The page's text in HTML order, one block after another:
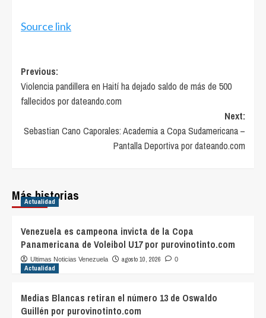
Source link
Post
navigation
Previous:
Violencia pandillera en Haití ha dejado saldo de más de 500
fallecidos por dateando.com
Next:
Sebastian Cano Caporales: Academia a Copa Sudamericana –
Pantalla Deportiva por dateando.com
Más historias
Actualidad
Venezuela es campeona invicta de la Copa
Panamericana de Voleibol U17 por purovinotinto.com
Ultimas Noticias Venezuela agosto 10, 2026 0
Actualidad
Medias Blancas retiran el número 13 de Oswaldo
Guillén por purovinotinto.com